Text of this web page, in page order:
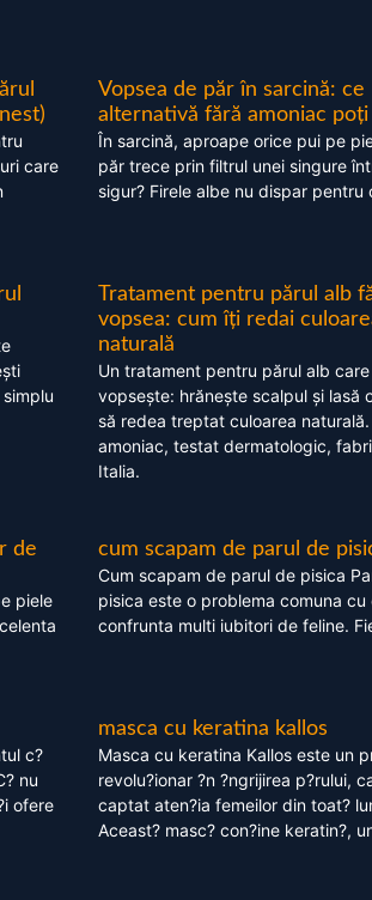
care
Vopsea de păr în sarcină: ce
alternativă fără amoniac poți
În sarcină, aproape orice pui pe
păr trece prin filtrul unei singure
sigur? Firele albe nu dispar pentru
Tratament pentru părul alb
vopsea: cum îți redai
naturală
Un tratament pentru părul alb care
vopsește: hrănește scalpul și lasă
să redea treptat culoarea naturală.
amoniac, testat dermatologic,
Italia.
de
piele
cum scapam de parul de
Cum scapam de parul de pisica
pisica este o problema comuna cu
confrunta multi iubitori de feline.
c?
nu
ofere
masca cu keratina kallos
Masca cu keratina Kallos este un
revolu?ionar ?n ?ngrijirea p?rului,
captat aten?ia femeilor din toat?
Aceast? masc? con?ine keratin?,